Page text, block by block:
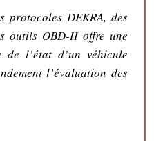
protocoles DEKRA, des
outils OBD-II offre une
l’état d’un véhicule
l’évaluation des